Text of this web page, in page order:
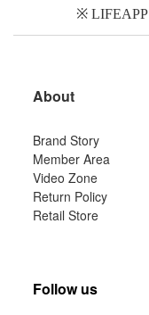
※ LIFEAPP
About
Brand Story
Member Area
Video Zone
Return Policy
Retail Store
Follow us